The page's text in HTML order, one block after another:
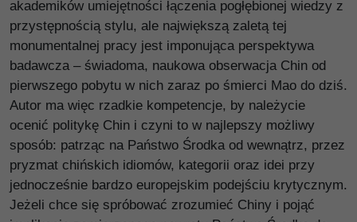
akademików umiejętności łączenia pogłębionej wiedzy z
przystępnością stylu, ale największą zaletą tej
monumentalnej pracy jest imponująca perspektywa
badawcza – świadoma, naukowa obserwacja Chin od
pierwszego pobytu w nich zaraz po śmierci Mao do dziś.
Autor ma więc rzadkie kompetencje, by należycie
ocenić politykę Chin i czyni to w najlepszy możliwy
sposób: patrząc na Państwo Środka od wewnątrz, przez
pryzmat chińskich idiomów, kategorii oraz idei przy
jednocześnie bardzo europejskim podejściu krytycznym.
Jeżeli chce się spróbować zrozumieć Chiny i pojąć